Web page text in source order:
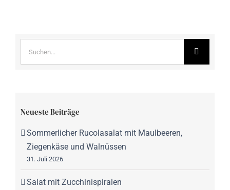
Neueste Beiträge
Sommerlicher Rucolasalat mit Maulbeeren,
Ziegenkäse und Walnüssen
31. Juli 2026
Salat mit Zucchinispiralen